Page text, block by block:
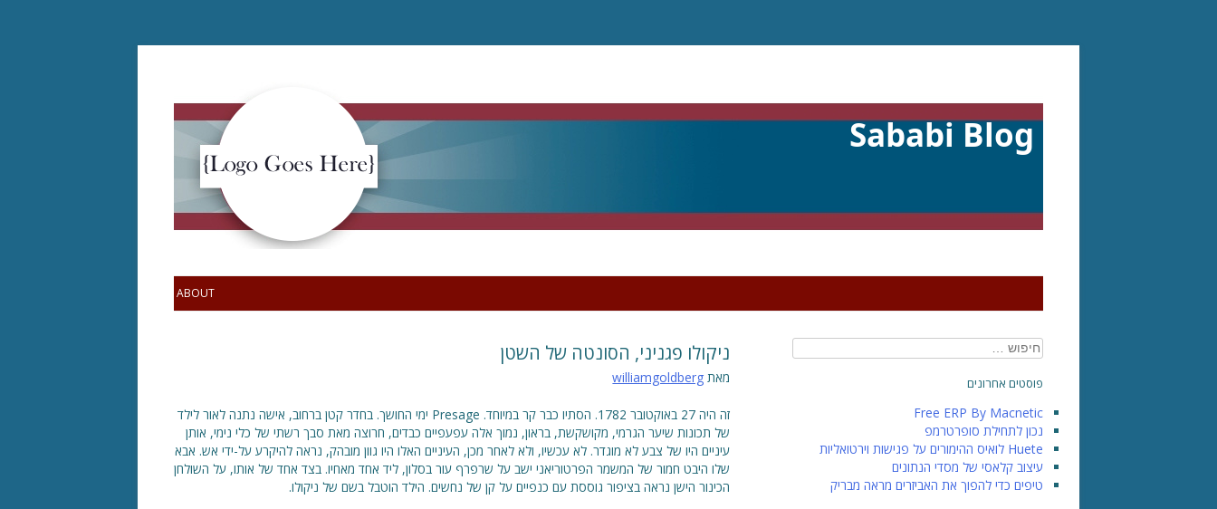
לתוכן
Sababi Blog
ABOUT
ניקולו פגניני, הסונטה של השטן
מאת williamgoldberg
זה היה 27 באוקטובר 1782. הסתיו כבר קר במיוחד. Presage ימי החושך. בחדר קטן ברחוב, אישה נתנה לאור לילד
של תכונות שיער הגרמי, מקושקשת, בראון, נמוך אלה עפעפיים כבדים, חרוצה מאת סבך רשתי של כלי נימי, אותן
עיניים היו של צבע לא מוגדר. לא עכשיו, ולא לאחר מכן, העיניים האלו היו גוון מובהק, נראה להיקרע על-ידי אש. אבא
שלו היבט חמור של המשמר הפרטוריאני ישב על שרפרף עור בסלון, ליד אחד מאחיו. בצד אחד של אותו, על השולחן
הכינור הישן נראה בציפור גוססת עם כנפיים על קן של נחשים. הילד הוטבל בשם של ניקולו.
חיפוש:
פוסטים אחרונים
Free ERP By Macnetic
נכון לתחילת סופרטרמפ
Huete לואיס ההימורים על פגישות וירטואליות
עיצוב קלאסי של מסדי הנתונים
טיפים כדי להפוך את האביזרים מראה מבריק